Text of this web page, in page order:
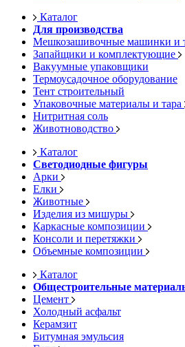
Каталог
Для производства
Мешкозашивочные машинки и
Запайщики и комплектующие
Вакуумные упаковщики
Термоусадочное оборудование
Тент строительный
Упаковочные материалы и тара
Нитритная соль
Животноводство
Каталог
Светодиодные фигуры
Арки
Елки
Животные
Изделия из мишуры
Каркасные композиции
Консоли и перетяжки
Объемные композиции
Каталог
Общестроительные
Цемент
Холодный асфальт
Керамзит
Битумная эмульсия